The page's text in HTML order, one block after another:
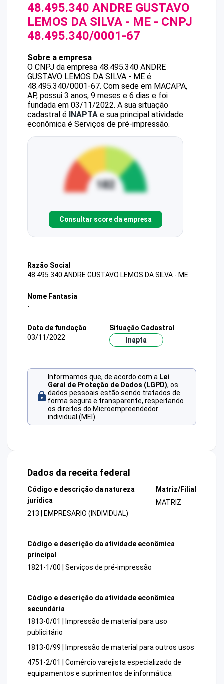
48.495.340 ANDRE GUSTAVO
LEMOS DA SILVA - ME - CNPJ
48.495.340/0001-67
Sobre a empresa
O CNPJ da empresa 48.495.340 ANDRE
GUSTAVO LEMOS DA SILVA - ME é
48.495.340/0001-67. Com sede em MACAPA,
AP, possui 3 anos, 9 meses e 6 dias e foi
fundada em 03/11/2022. A sua situação
cadastral é INAPTA e sua principal atividade
econômica é Serviços de pré-impressão.
Consultar score da empresa
Razão Social
48.495.340 ANDRE GUSTAVO LEMOS DA SILVA - ME
Nome Fantasia
-
Data de fundação
03/11/2022
Situação Cadastral
Inapta
Informamos que, de acordo com a Lei
Geral de Proteção de Dados (LGPD), os
dados pessoais estão sendo tratados de
forma segura e transparente, respeitando
os direitos do Microempreendedor
individual (MEI).
Dados da receita federal
Código e descrição da natureza
jurídica
213 | EMPRESARIO (INDIVIDUAL)
Matriz/Filial
MATRIZ
Código e descrição da atividade econômica
principal
1821-1/00 | Serviços de pré-impressão
Código e descrição da atividade econômica
secundária
1813-0/01 | Impressão de material para uso
publicitário
1813-0/99 | Impressão de material para outros usos
4751-2/01 | Comércio varejista especializado de
equipamentos e suprimentos de informática